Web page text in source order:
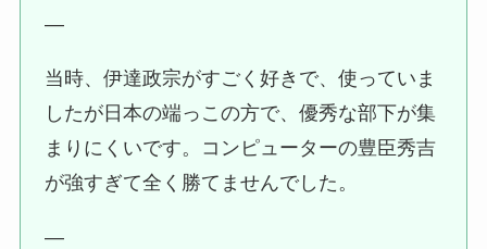
—
当時、伊達政宗がすごく好きで、使っていま
したが日本の端っこの方で、優秀な部下が集
まりにくいです。コンピューターの豊臣秀吉
が強すぎて全く勝てませんでした。
—